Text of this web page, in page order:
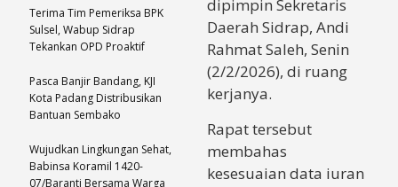
dipimpin Sekretaris
Daerah Sidrap, Andi
Rahmat Saleh, Senin
(2/2/2026), di ruang
kerjanya.
Rapat tersebut
membahas
kesesuaian data iuran
Terima Tim Pemeriksa BPK
Sulsel, Wabup Sidrap
Tekankan OPD Proaktif
Pasca Banjir Bandang, KJI
Kota Padang Distribusikan
Bantuan Sembako
Wujudkan Lingkungan Sehat,
Babinsa Koramil 1420-
07/Baranti Bersama Warga